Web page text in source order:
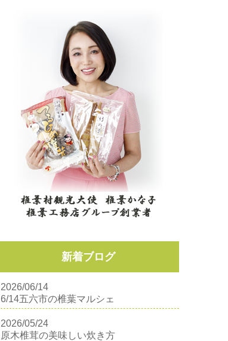
新着ブログ
2026/06/14
6/14五六市の椎葉マルシェ
2026/05/24
原木椎茸の美味しい炊き方